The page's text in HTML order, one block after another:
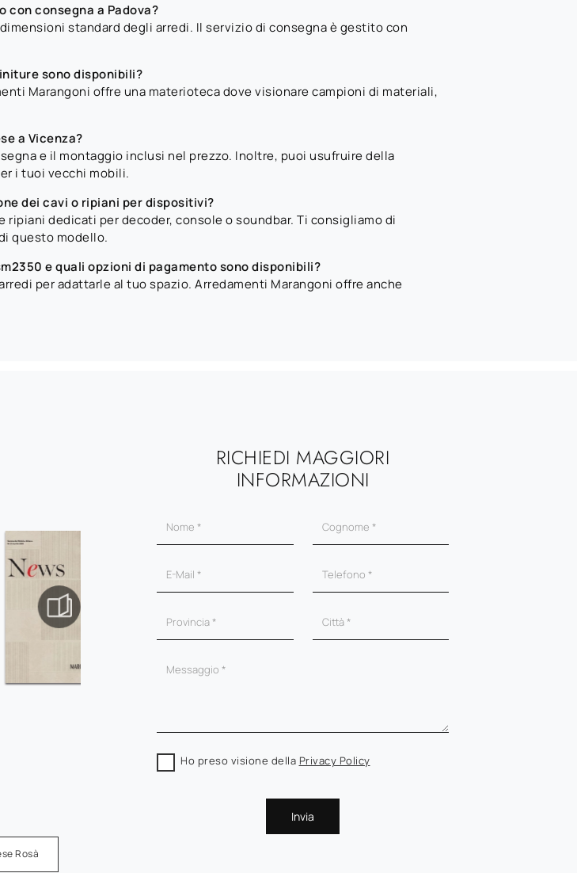
con consegna a Padova?
standard degli arredi. Il servizio di consegna è gestito con
sono disponibili?
Marangoni offre una materioteca dove visionare campioni di materiali,
a Vicenza?
e il montaggio inclusi nel prezzo. Inoltre, puoi usufruire della
i tuoi vecchi mobili.
dei cavi o ripiani per dispositivi?
dedicati per decoder, console o soundbar. Ti consigliamo di
questo modello.
e quali opzioni di pagamento sono disponibili?
per adattarle al tuo spazio. Arredamenti Marangoni offre anche
Rosà
RICHIEDI MAGGIORI
INFORMAZIONI
Ho preso visione della Privacy Policy
Invia